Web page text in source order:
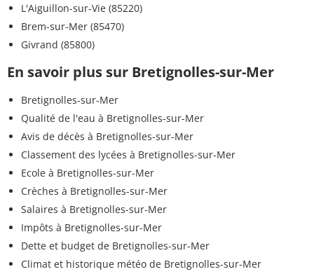
L'Aiguillon-sur-Vie (85220)
Brem-sur-Mer (85470)
Givrand (85800)
En savoir plus sur Bretignolles-sur-Mer
Bretignolles-sur-Mer
Qualité de l'eau à Bretignolles-sur-Mer
Avis de décès à Bretignolles-sur-Mer
Classement des lycées à Bretignolles-sur-Mer
Ecole à Bretignolles-sur-Mer
Crèches à Bretignolles-sur-Mer
Salaires à Bretignolles-sur-Mer
Impôts à Bretignolles-sur-Mer
Dette et budget de Bretignolles-sur-Mer
Climat et historique météo de Bretignolles-sur-Mer